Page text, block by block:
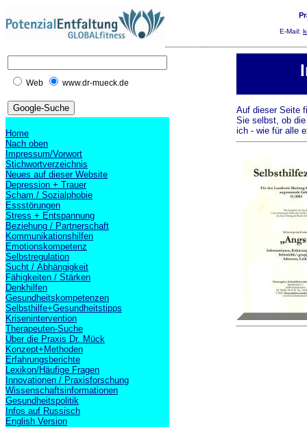
E-Mail:
Web www.dr-mueck.de
Home
Nach oben
Impressum/Vorwort
Stichwortverzeichnis
Neues auf dieser Website
Depression + Trauer
Scham / Sozialphobie
Essstörungen
Stress + Entspannung
Beziehung / Partnerschaft
Kommunikationshilfen
Emotionskompetenz
Selbstregulation
Sucht / Abhängigkeit
Fähigkeiten / Stärken
Denkhilfen
Gesundheitskompetenzen
Selbsthilfe+Gesundheitstipps
Krisenintervention
Therapeuten-Suche
Über die Praxis Dr. Mück
Konzept+Methoden
Erfahrungsberichte
Lexikon/Häufige Fragen
Innovationen / Praxisforschung
Wissenschaftsinformationen
Gesundheitspolitik
Infos auf Russisch
English Version
Auf dieser Seite
Sie selbst, ob
ich - wie für alle